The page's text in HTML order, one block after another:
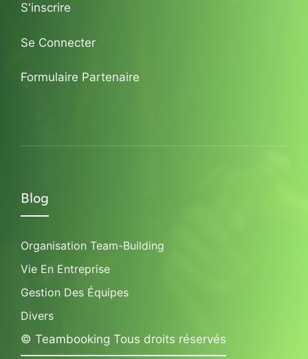
S'inscrire
Se Connecter
Formulaire Partenaire
Blog
Organisation Team-Building
Vie En Entreprise
Gestion Des Équipes
Divers
© Teambooking Tous droits réservés